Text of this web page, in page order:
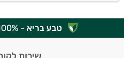
טבע בריא - 100% קנייה בטוחה
שירות
המטרה שלי היא להתאים
זה הזמן להתחיל. איך אוכל